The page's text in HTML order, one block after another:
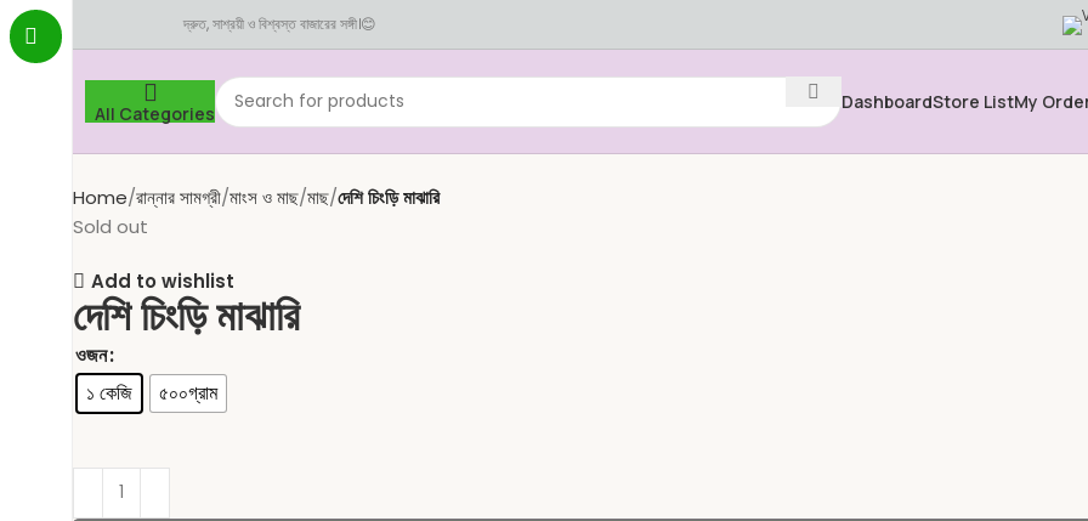
দ্রুত, সাশ্রয়ী ও বিশ্বস্ত বাজারের সঙ্গী।😊
All Categories
DashboardStore ListMy
Home রান্নার সামগ্রী মাংস ও মাছ মাছ দেশি চিংড়ি মাঝারি
Sold out
Add to wishlist
দেশি চিংড়ি মাঝারি
ওজন
১ কেজি
৫০০গ্রাম